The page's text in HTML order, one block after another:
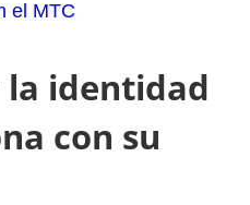
el MTC
la identidad
con su